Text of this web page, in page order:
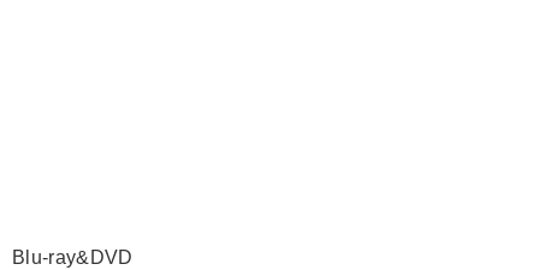
Blu-ray&DVD